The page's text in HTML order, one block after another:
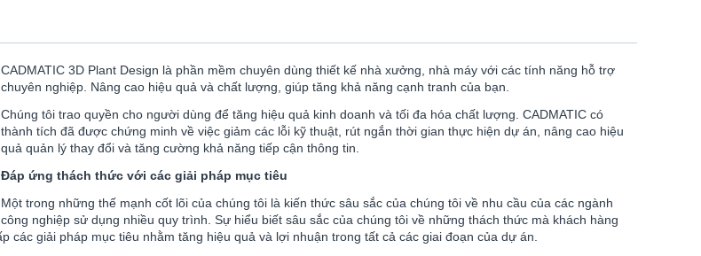
CADMATIC 3D Plant Design là phần mềm chuyên dùng thiết kế nhà xưởng, nhà máy với các tính năng hỗ trợ
chuyên nghiệp. Nâng cao hiệu quả và chất lượng, giúp tăng khả năng cạnh tranh của bạn.
Chúng tôi trao quyền cho người dùng để tăng hiệu quả kinh doanh và tối đa hóa chất lượng. CADMATIC có
thành tích đã được chứng minh về việc giảm các lỗi kỹ thuật, rút ngắn thời gian thực hiện dự án, nâng cao hiệu
quả quản lý thay đổi và tăng cường khả năng tiếp cận thông tin.
Đáp ứng thách thức với các giải pháp mục tiêu
Một trong những thế mạnh cốt lõi của chúng tôi là kiến thức sâu sắc của chúng tôi về nhu cầu của các ngành
công nghiệp sử dụng nhiều quy trình. Sự hiểu biết sâu sắc của chúng tôi về những thách thức mà khách hàng
giải pháp mục tiêu nhằm tăng hiệu quả và lợi nhuận trong tất cả các giai đoạn của dự án.